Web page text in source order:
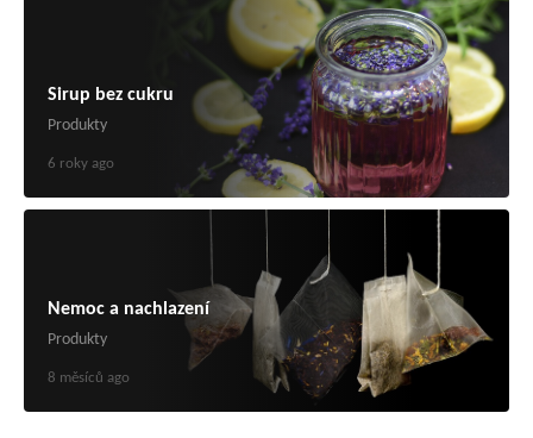
Sirup bez cukru
Produkty
6 roky ago
Nemoc a nachlazení
Produkty
8 měsíců ago